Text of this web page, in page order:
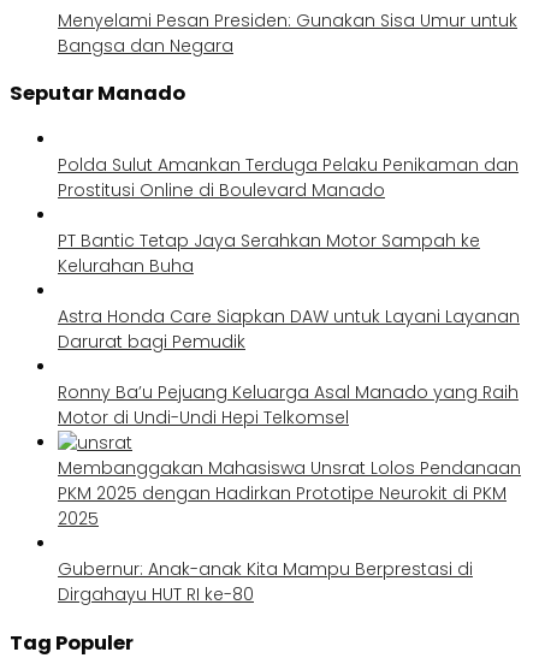
Menyelami Pesan Presiden: Gunakan Sisa Umur untuk
Bangsa dan Negara
Seputar Manado
Polda Sulut Amankan Terduga Pelaku Penikaman dan
Prostitusi Online di Boulevard Manado
PT Bantic Tetap Jaya Serahkan Motor Sampah ke
Kelurahan Buha
Astra Honda Care Siapkan DAW untuk Layani Layanan
Darurat bagi Pemudik
Ronny Ba’u Pejuang Keluarga Asal Manado yang Raih
Motor di Undi-Undi Hepi Telkomsel
Membanggakan Mahasiswa Unsrat Lolos Pendanaan
PKM 2025 dengan Hadirkan Prototipe Neurokit di PKM
2025
Gubernur: Anak-anak Kita Mampu Berprestasi di
Dirgahayu HUT RI ke-80
Tag Populer